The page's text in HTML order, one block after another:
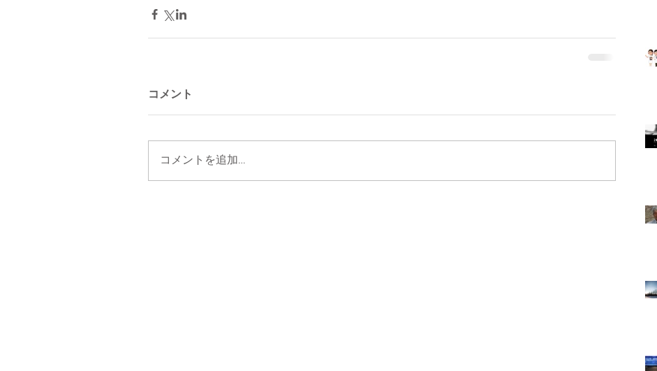
コメント
コメントを追加…